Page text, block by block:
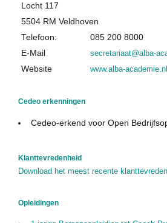
Informatie over het aanvragen
Over Cedeo
De Cedeo-
Locht 117
5504 RM Veldhoven
Telefoon:
085 200 8000
E-Mail
secretariaat@alba-
Website
www.alba-academie.nl
Cedeo erkenningen
Cedeo-erkend voor Open
Klanttevredenheid
Download het meest recente
Opleidingen